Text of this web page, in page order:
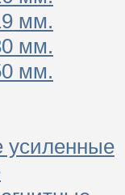
мм.
мм.
мм.
усиленные